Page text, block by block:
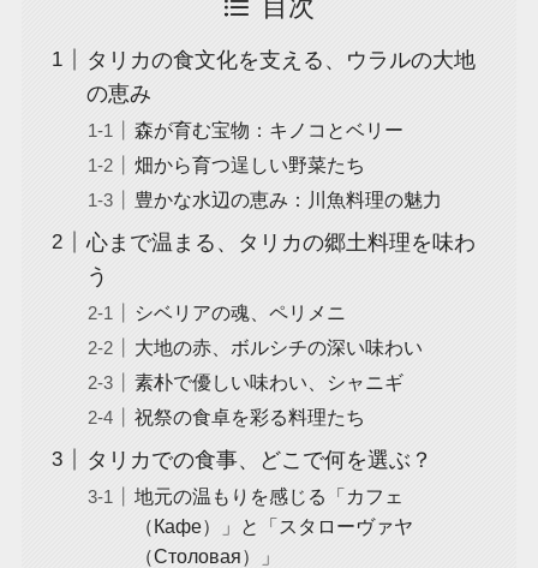
目次
タリカの食文化を支える、ウラルの大地
の恵み
森が育む宝物：キノコとベリー
畑から育つ逞しい野菜たち
豊かな水辺の恵み：川魚料理の魅力
心まで温まる、タリカの郷土料理を味わ
う
シベリアの魂、ペリメニ
大地の赤、ボルシチの深い味わい
素朴で優しい味わい、シャニギ
祝祭の食卓を彩る料理たち
タリカでの食事、どこで何を選ぶ？
地元の温もりを感じる「カフェ
（Кафе）」と「スタローヴァヤ
（Столовая）」